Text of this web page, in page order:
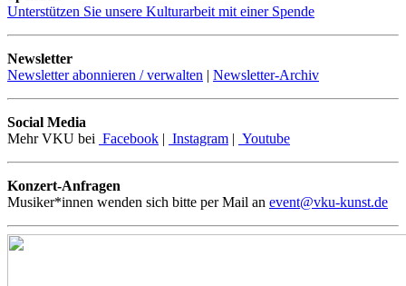
Unterstützen Sie unsere Kulturarbeit mit einer Spende
Newsletter
Newsletter abonnieren / verwalten | Newsletter-Archiv
Social Media
Mehr VKU bei Facebook | Instagram | Youtube
Konzert-Anfragen
Musiker*innen wenden sich bitte per Mail an event@vku-kunst.de